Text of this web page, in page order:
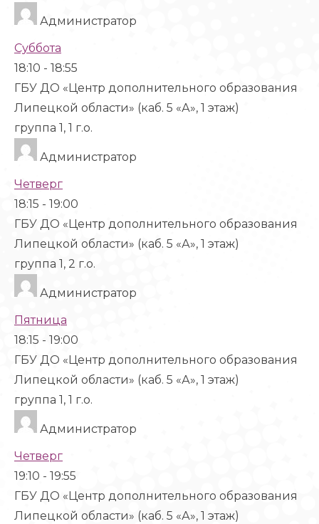
Администратор
Суббота
18:10 - 18:55
ГБУ ДО «Центр дополнительного образования
Липецкой области» (каб. 5 «А», 1 этаж)
группа 1, 1 г.о.
Администратор
Четверг
18:15 - 19:00
ГБУ ДО «Центр дополнительного образования
Липецкой области» (каб. 5 «А», 1 этаж)
группа 1, 2 г.о.
Администратор
Пятница
18:15 - 19:00
ГБУ ДО «Центр дополнительного образования
Липецкой области» (каб. 5 «А», 1 этаж)
группа 1, 1 г.о.
Администратор
Четверг
19:10 - 19:55
ГБУ ДО «Центр дополнительного образования
Липецкой области» (каб. 5 «А», 1 этаж)